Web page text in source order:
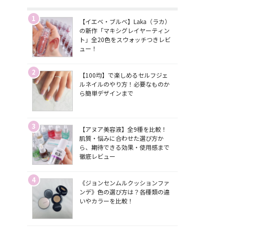
1
【イエベ・ブルベ】Laka（ラカ）
の新作「マキシグレイヤーティン
ト」全20色をスウォッチつきレビ
ュー！
2
【100均】で楽しめるセルフジェ
ルネイルのやり方！必要なものか
ら簡単デザインまで
3
【アヌア美容液】全9種を比較！
肌質・悩みに合わせた選び方か
ら、期待できる効果・使用感まで
徹底レビュー
4
《ジョンセンムルクッションファ
ンデ》色の選び方は？各種類の違
いやカラーを比較！